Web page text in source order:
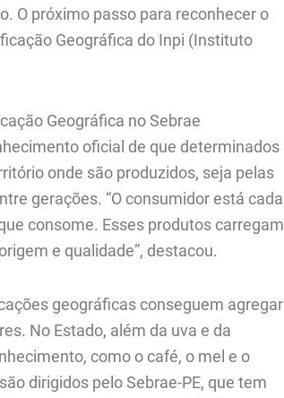
O próximo passo para reconhecer o
Geográfica do Inpi (Instituto
Geográfica no Sebrae
oficial de que determinados
onde são produzidos, seja pelas
gerações. “O consumidor está cada
consome. Esses produtos carregam
e qualidade”, destacou.
geográficas conseguem agregar
No Estado, além da uva e da
como o café, o mel e o
dirigidos pelo Sebrae-PE, que tem